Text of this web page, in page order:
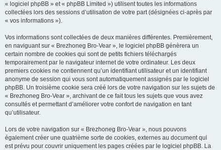
« logiciel phpBB » et « phpBB Limited ») utilisent toutes les informations
collectées lors des sessions d’utilisation de votre part (désignées ci-après par
« vos informations »).
Vos informations sont collectées de deux manières différentes. Premièrement,
en naviguant sur « Brezhoneg Bro-Vear », le logiciel phpBB génèrera un
certain nombre de cookies qui sont de petits fichiers téléchargés
temporairement par le navigateur internet de votre ordinateur. Les deux
premiers cookies ne contiennent qu’un identifiant utilisateur et un identifiant
anonyme de session qui vous sont automatiquement assignés par le logiciel
phpBB. Un troisième cookie sera créé lors de votre navigation sur les sujets de
« Brezhoneg Bro-Vear », archivant de ce fait tous les sujets que vous avez
consultés et permettant d’améliorer votre confort de navigation en tant
qu’utilisateur.
Lors de votre navigation sur « Brezhoneg Bro-Vear », nous pouvons
également créer une quatrième sorte de cookies, externes au document qui
est prévu pour couvrir uniquement les pages créées par le logiciel phpBB. La